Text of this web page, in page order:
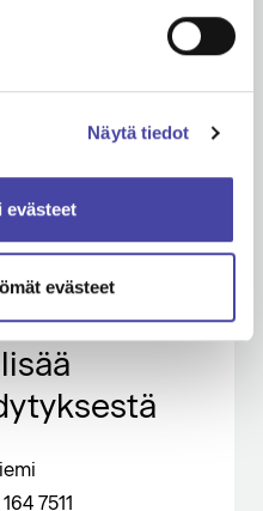
Näytä tiedot
evästeet
evästeet
7511